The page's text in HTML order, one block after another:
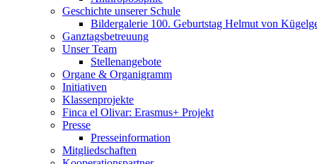
Geschichte unserer Schule
Bildergalerie 100. Geburtstag Helmut von
Ganztagsbetreuung
Unser Team
Stellenangebote
Organe & Organigramm
Initiativen
Klassenprojekte
Finca el Olivar: Erasmus+ Projekt
Presse
Presseinformation
Mitgliedschaften